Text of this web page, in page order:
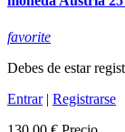
favorite
Debes de estar
Entrar| Registrarse